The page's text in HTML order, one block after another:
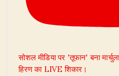
सोशल मीडिया पर 'तूफान' बना
हिरण का LIVE शिकार।